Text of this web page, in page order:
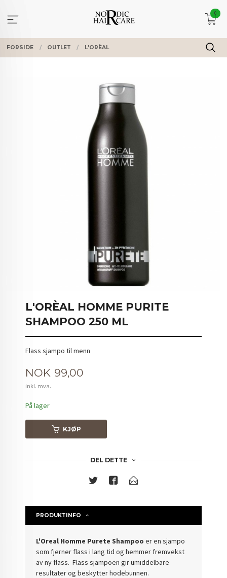
innholdet
0
FORSIDE OUTLET L'ORÈAL
L'ORÈAL HOMME PURITE
SHAMPOO 250 ML
Flass sjampo til menn
Pris
NOK 99,00
inkl. mva.
På lager
KJØP
DEL DETTE
PRODUKTINFO
L'Oreal Homme Purete Shampoo er en sjampo
som fjerner flass i lang tid og hemmer fremvekst
av ny flass. Flass sjampoen gir umiddelbare
resultater og beskytter hodebunnen.